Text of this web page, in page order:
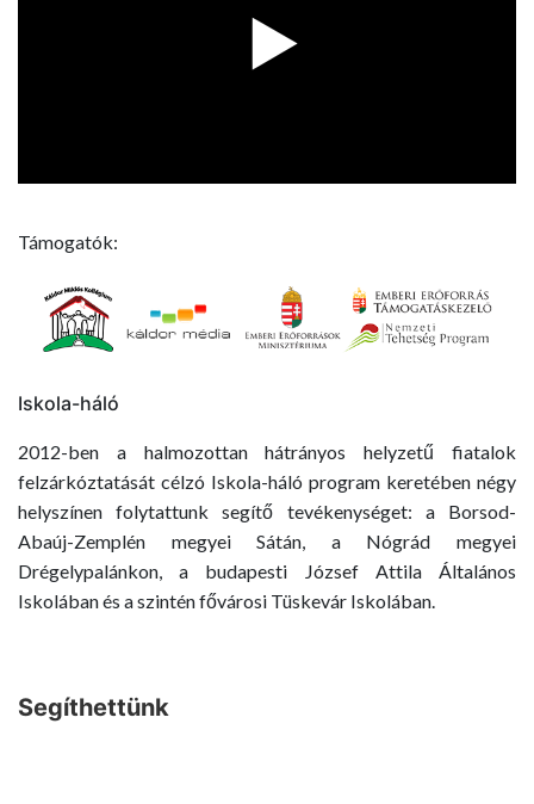
Támogatók:
Iskola-háló
2012-ben a halmozottan hátrányos helyzetű fiatalok
felzárkóztatását célzó Iskola-háló program keretében négy
helyszínen folytattunk segítő tevékenységet: a Borsod-
Abaúj-Zemplén megyei Sátán, a Nógrád megyei
Drégelypalánkon, a budapesti József Attila Általános
Iskolában és a szintén fővárosi Tüskevár Iskolában.
Segíthettünk